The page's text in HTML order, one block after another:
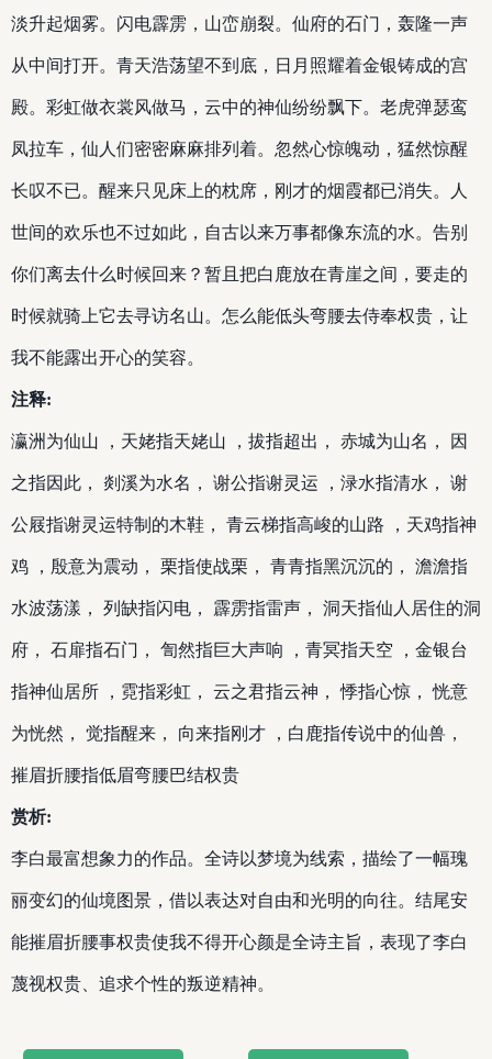
淡升起烟雾。闪电霹雳，山峦崩裂。仙府的石门，轰隆一声
从中间打开。青天浩荡望不到底，日月照耀着金银铸成的宫
殿。彩虹做衣裳风做马，云中的神仙纷纷飘下。老虎弹瑟鸾
凤拉车，仙人们密密麻麻排列着。忽然心惊魄动，猛然惊醒
长叹不已。醒来只见床上的枕席，刚才的烟霞都已消失。人
世间的欢乐也不过如此，自古以来万事都像东流的水。告别
你们离去什么时候回来？暂且把白鹿放在青崖之间，要走的
时候就骑上它去寻访名山。怎么能低头弯腰去侍奉权贵，让
我不能露出开心的笑容。
注释:
瀛洲为仙山 ，天姥指天姥山 ，拔指超出， 赤城为山名， 因
之指因此， 剡溪为水名， 谢公指谢灵运 ，渌水指清水， 谢
公屐指谢灵运特制的木鞋， 青云梯指高峻的山路 ，天鸡指神
鸡 ，殷意为震动， 栗指使战栗， 青青指黑沉沉的， 澹澹指
水波荡漾， 列缺指闪电， 霹雳指雷声， 洞天指仙人居住的洞
府， 石扉指石门， 訇然指巨大声响 ，青冥指天空 ，金银台
指神仙居所 ，霓指彩虹， 云之君指云神， 悸指心惊， 恍意
为恍然， 觉指醒来， 向来指刚才 ，白鹿指传说中的仙兽，
摧眉折腰指低眉弯腰巴结权贵
赏析:
李白最富想象力的作品。全诗以梦境为线索，描绘了一幅瑰
丽变幻的仙境图景，借以表达对自由和光明的向往。结尾安
能摧眉折腰事权贵使我不得开心颜是全诗主旨，表现了李白
蔑视权贵、追求个性的叛逆精神。